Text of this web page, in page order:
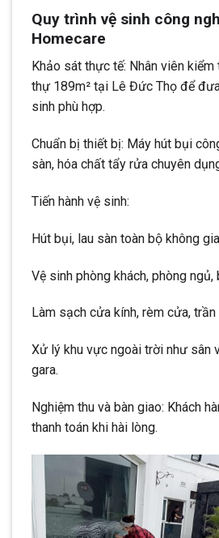
Quy trình vệ sinh công
Homecare
Khảo sát thực tế: Nhân viên
thự 189m² tại Lê Đức Thọ để
sinh phù hợp.
Chuẩn bị thiết bị: Máy hút bụi
sàn, hóa chất tẩy rửa chuyên
Tiến hành vệ sinh:
Hút bụi, lau sàn toàn bộ không
Vệ sinh phòng khách, phòng ngủ,
Làm sạch cửa kính, rèm cửa, trần
Xử lý khu vực ngoài trời như sân
gara.
Nghiệm thu và bàn giao: Khách
thanh toán khi hài lòng.